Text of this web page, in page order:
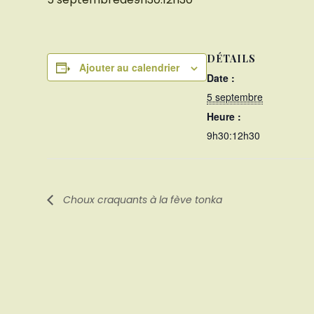
Ajouter au calendrier
DÉTAILS
Date :
5 septembre
Heure :
9h30:12h30
Choux craquants à la fève tonka